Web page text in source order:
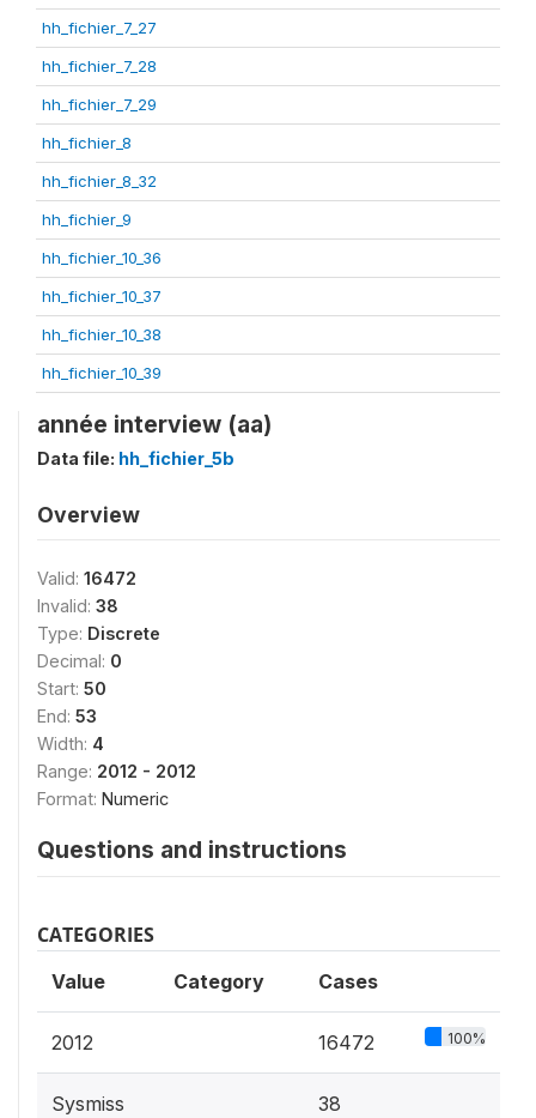
hh_fichier_7_27
hh_fichier_7_28
hh_fichier_7_29
hh_fichier_8
hh_fichier_8_32
hh_fichier_9
hh_fichier_10_36
hh_fichier_10_37
hh_fichier_10_38
hh_fichier_10_39
année interview (aa)
Data file: hh_fichier_5b
Overview
Valid: 16472
Invalid: 38
Type: Discrete
Decimal: 0
Start: 50
End: 53
Width: 4
Range: 2012 - 2012
Format: Numeric
Questions and instructions
CATEGORIES
Value Category Cases
2012 16472 100%
Sysmiss 38